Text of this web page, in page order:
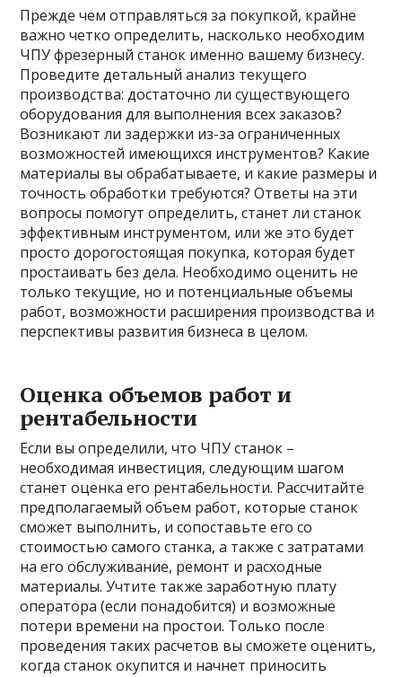
Прежде чем отправляться за покупкой, крайне
важно четко определить, насколько необходим
ЧПУ фрезерный станок именно вашему бизнесу.
Проведите детальный анализ текущего
производства: достаточно ли существующего
оборудования для выполнения всех заказов?
Возникают ли задержки из-за ограниченных
возможностей имеющихся инструментов? Какие
материалы вы обрабатываете, и какие размеры и
точность обработки требуются? Ответы на эти
вопросы помогут определить, станет ли станок
эффективным инструментом, или же это будет
просто дорогостоящая покупка, которая будет
простаивать без дела. Необходимо оценить не
только текущие, но и потенциальные объемы
работ, возможности расширения производства и
перспективы развития бизнеса в целом.
Оценка объемов работ и
рентабельности
Если вы определили, что ЧПУ станок –
необходимая инвестиция, следующим шагом
станет оценка его рентабельности. Рассчитайте
предполагаемый объем работ, которые станок
сможет выполнить, и сопоставьте его со
стоимостью самого станка, а также с затратами
на его обслуживание, ремонт и расходные
материалы. Учтите также заработную плату
оператора (если понадобится) и возможные
потери времени на простои. Только после
проведения таких расчетов вы сможете оценить,
когда станок окупится и начнет приносить